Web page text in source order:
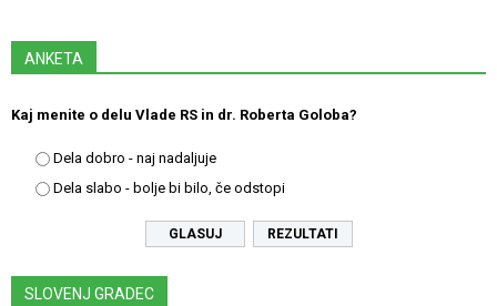
ANKETA
Kaj menite o delu Vlade RS in dr. Roberta Goloba?
Dela dobro - naj nadaljuje
Dela slabo - bolje bi bilo, če odstopi
REZULTATI
SLOVENJ GRADEC